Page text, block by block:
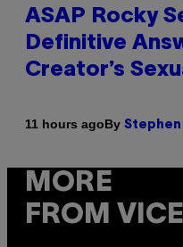
ASAP Rocky
Definitive
Creator’s
11 hours agoBy Stephen
MORE
FROM VICE